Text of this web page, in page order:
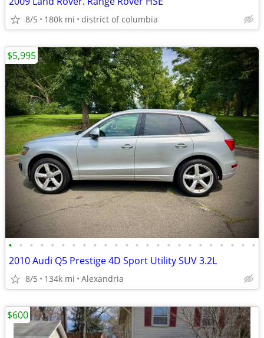
8/5 180k mi district of columbia
• • • • • • • • • • • • • • • • • • • • • • • •
2010 Audi Q5 Prestige 4D Sport Utility SUV 3.2L
8/5 134k mi Alexandria
$5,995
$600